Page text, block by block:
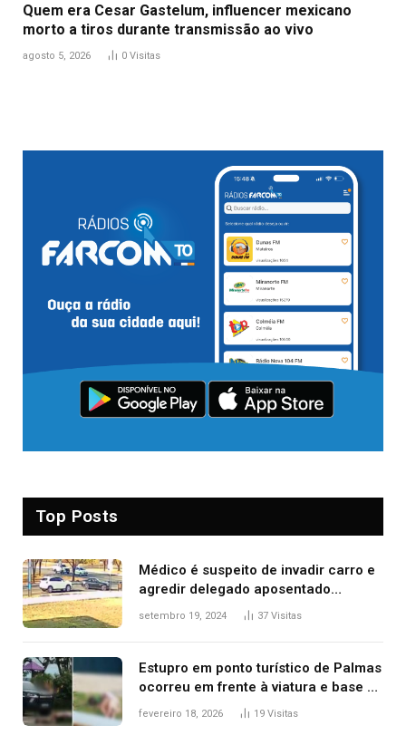
Quem era Cesar Gastelum, influencer mexicano
morto a tiros durante transmissão ao vivo
agosto 5, 2026 0 Visitas
Top Posts
Médico é suspeito de invadir carro e
agredir delegado aposentado
durante confusão no trânsito
setembro 19, 2024 37 Visitas
Estupro em ponto turístico de Palmas
ocorreu em frente à viatura e base de
segurança; polícia investiga
fevereiro 18, 2026 19 Visitas